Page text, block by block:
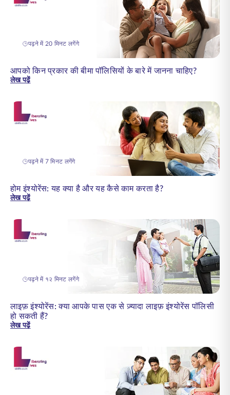
पढ़ने में 20 मिनट लगेंगे
आपको किन प्रकार की बीमा पॉलिसियों के बारे में जानना चाहिए?
लेख पढ़ें
पढ़ने में 7 मिनट लगेंगे
होम इंश्योरेंस: यह क्या है और यह कैसे काम करता है?
लेख पढ़ें
पढ़ने में १२ मिनट लगेंगे
लाइफ़ इंश्योरेंस: क्या आपके पास एक से ज़्यादा लाइफ़ इंश्योरेंस पॉलिसी
हो सकती हैं?
लेख पढ़ें